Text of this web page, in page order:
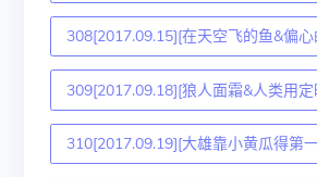
308[2017.09.15][在天空飞的鱼&偏
309[2017.09.18][狼人面霜&人类用
310[2017.09.19][大雄靠小黄瓜得第